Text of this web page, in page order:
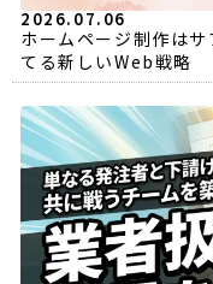
2026.07.06
ホームページ制作は
てる新しいWeb戦略